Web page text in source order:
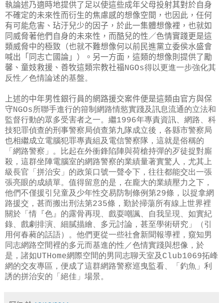
執論述乃適時地提供了足以使這些成年父母投射其對於自身
不確定的未來性而衍生的焦慮感的想像空間，也因此，任何
有可能危害、玷汙兒少的因子，於此一集體想像裡，也就如
同威脅著他們自身的未來性，而酷兒的性／色情實踐更是這
類威脅中的極致（也就不難想像何以前民進黨立委侯水盛會
喊出「同志亡國論」）。另一方面，這類的想像則提供了勵
馨、童妓救援、善牧這類宗教社福NGOs得以更進一步強化其
反性／色情論述的基盤。
上述的中年男性銀行員的網路援交案件便是這類由官方與保
守NGOs所聯手進行的箝制網路情慾實踐及訊息流通的立法和
監督行動的眾多受害者之一。繼1996年專責資訊、網路、科
技犯罪偵查的刑事警察局偵查第九隊成立後，各縣市警察局
也相繼成立電腦犯罪專責組及電信警察隊，這就是俗稱的
「網路警察」。比起在外衝鋒陷陣與荷槍持彈的歹徒捉對廝
殺，這群坐陣電腦室的網路警察的業績量著實驚人，尤其上
級長官「拼治安」的政策口號一聲令下，往往都能交出一張
張亮眼的成績單。值得留意的是，在龐大的業績壓力之下，
他們不僅援引兒童及少年性交易防制條例第29條，以捉拿網
路援交，甚而搬出刑法第235條，勤於掃蕩所有線上世界裡
關於「情『色』的露骨再現、戲耍嘲諷、自我呈現、如實紀
錄、戲劇排演、細膩描繪、多元討論，甚至學術研究」（引
用何春蕤的話語）。他們更從一些社會新聞報導裡，窺知男
同志網路空間裡的多元而基進的性／色情實踐與想像，於
是，諸如UTHome網際空間的男同志聊天室及Club1069拓峰
網的交友專區，便成了這群網路警察巡曳監看、「釣魚」利
誘的拼治安的「絕佳」場景。